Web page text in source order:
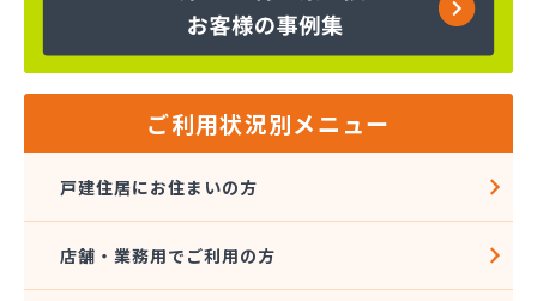
京都府LPガス協会（一般社団法人） 保安センター
北部支所
広瀬産業株式会社
三幸ガス株式会社
山大燃料工業株式会社
小谷産業株式会社
ご利用状況別メニュー
戸建住居にお住まいの方
店舗・業務用でご利用の方